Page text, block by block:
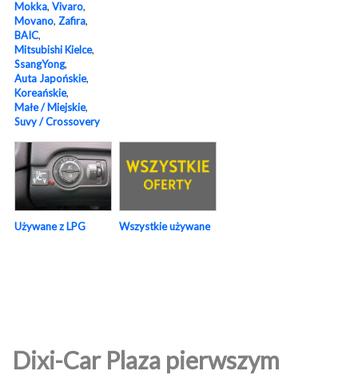
Mokka, Vivaro,
Movano, Zafira,
BAIC,
Mitsubishi Kielce,
SsangYong,
Auta Japońskie,
Koreańskie,
Małe / Miejskie,
Suvy / Crossovery
Używane z LPG Wszystkie używane
Dixi-Car Plaza pierwszym